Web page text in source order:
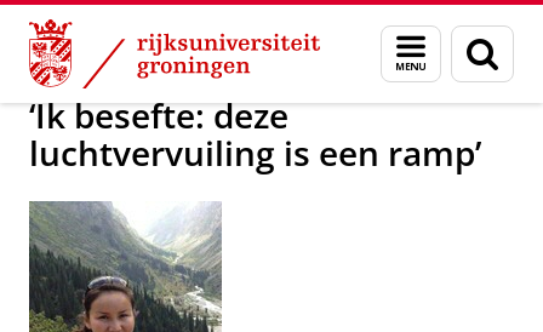
Skip
Content
Skip
Navigation
Menu
en
zoeken
Over ons Actueel Nieuws Worldwide Newsletter
‘Ik besefte: deze
luchtvervuiling is een ramp’